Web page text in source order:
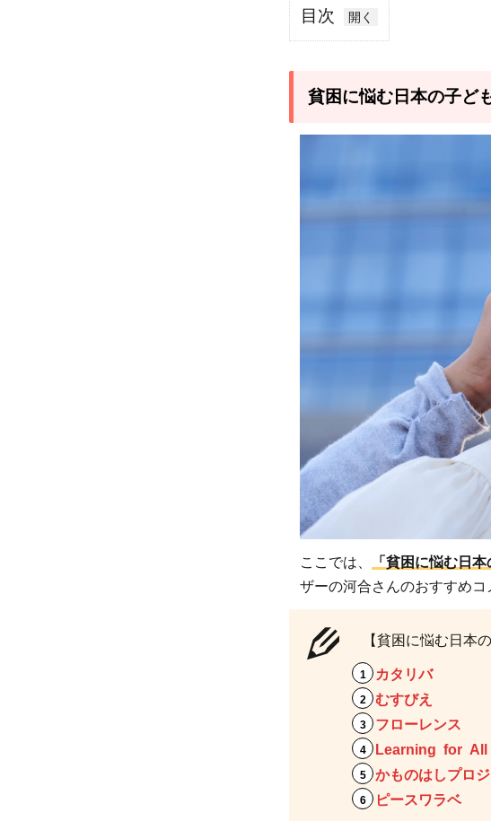
目次
1
に悩
本の
1.1
【寄
付先
1】
法人
カタ
リ
ナナ
メの
関係
で支
援者
と伴
走
1.2
貧困に悩む日本の子ど
ここでは、 「貧困に悩む日
ザーの河合さんのおすすめコ
【貧困に悩む日本
カタリバ
むすびえ
フローレンス
Learning for All
かものはしプロ
ピースワラベ